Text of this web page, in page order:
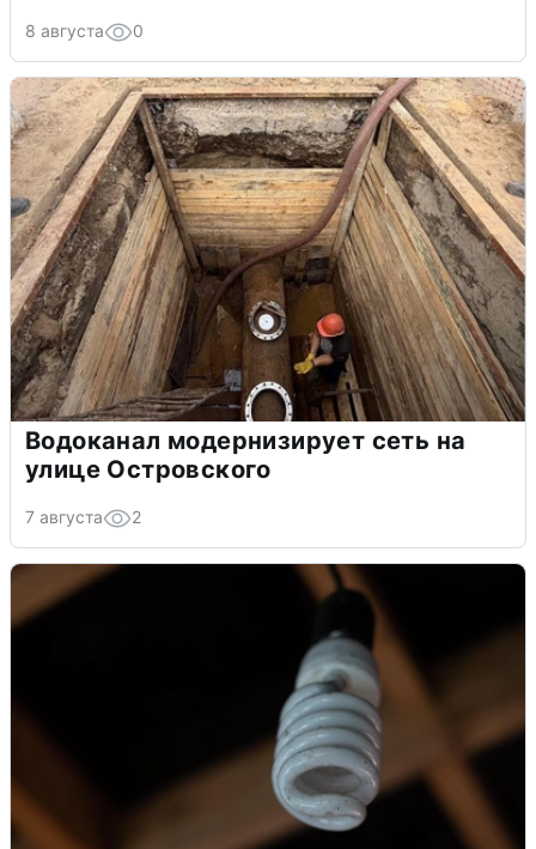
8 августа 0
Водоканал модернизирует сеть на
улице Островского
7 августа 2